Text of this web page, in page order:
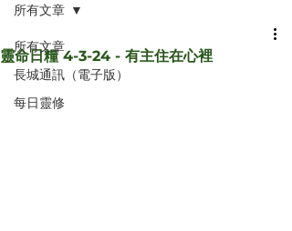
所有文章
長城通訊（電子版）
每日靈修
所有文章
靈命日糧 4-3-24 - 有主住在心裡